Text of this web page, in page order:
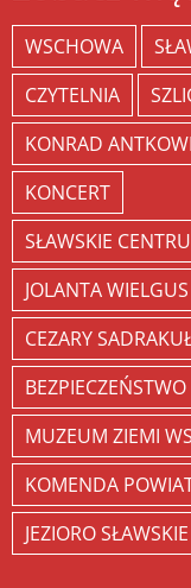
WSCHOWA
CZYTELNIA
KONRAD
KONCERT
SŁAWSKIE
JOLANTA WIELGUS
CEZARY
BEZPIECZEŃSTWO
MUZEUM ZIEMI
KOMENDA
JEZIORO SŁAWSKIE